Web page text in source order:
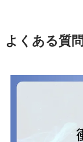
よくある質問